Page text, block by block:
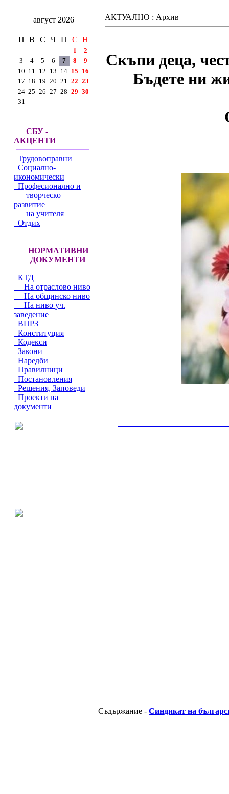
август 2026
П В С Ч П С Н
1
2
3
4 5 6 7 8
9
10 11 12 13 14 15 16
17 18 19 20 21 22 23
24 25 26 27 28 29 30
31
СБУ -
АКЦЕНТИ
Трудовоправни
Социално-
икономически
Професионално и
творческо
развитие
на учителя
Отдих
НОРМАТИВНИ
ДОКУМЕНТИ
КТД
На отраслово ниво
На общинско ниво
На ниво уч.
заведение
ВПРЗ
Конституция
Кодекси
Закони
Наредби
Правилници
Постановления
Решения, Заповеди
Проекти на
документи
АКТУАЛНО : Архив
Скъпи деца,
Бъдете ни
Съдържание - Синдикат на